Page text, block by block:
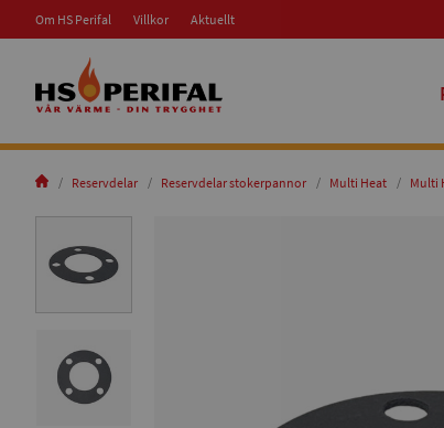
Om HS Perifal Villkor Aktuellt
Reservdelar Reservdelar stokerpannor Multi Heat Multi